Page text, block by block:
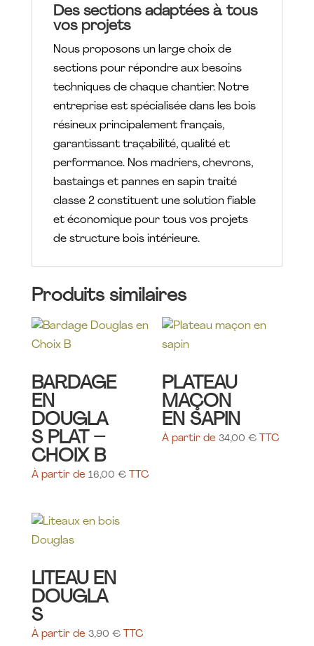
Des sections adaptées à tous
vos projets
Nous proposons un large choix de
sections pour répondre aux besoins
techniques de chaque chantier. Notre
entreprise est spécialisée dans les bois
résineux principalement français,
garantissant traçabilité, qualité et
performance. Nos madriers, chevrons,
bastaings et pannes en sapin traité
classe 2 constituent une solution fiable
et économique pour tous vos projets
de structure bois intérieure.
Produits similaires
BARDAGE
EN
DOUGLA
S PLAT –
CHOIX B
À partir de 16,00 € TTC
PLATEAU
MAÇON
EN SAPIN
À partir de34,00€ TTC
LITEAU EN
DOUGLA
S
À partir de 3,90 € TTC